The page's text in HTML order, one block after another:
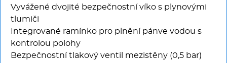
Vyvážené dvojité bezpečnostní víko s plynovými
tlumiči
Integrované ramínko pro plnění pánve vodou s
kontrolou polohy
Bezpečnostní tlakový ventil mezistěny (0,5 bar)